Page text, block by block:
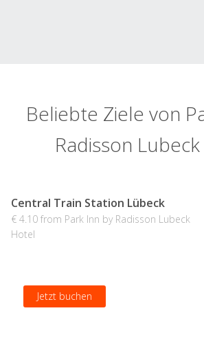
Beliebte Ziele von
Radisson
Central Train Station Lübeck
€ 4.10 from Park Inn by Radisson Lubeck
Hotel
Jetzt buchen